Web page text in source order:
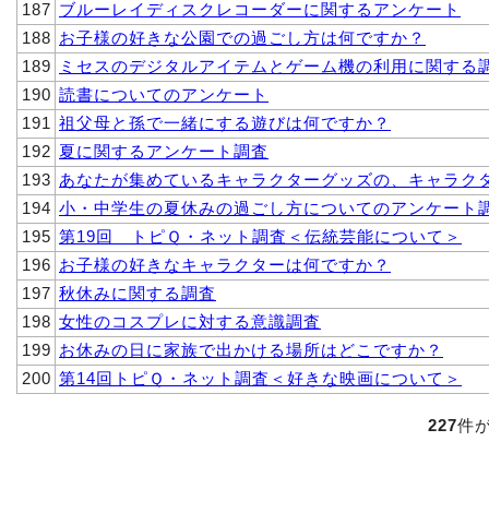
187 ブルーレイディスクレコーダーに関するアンケート
188 お子様の好きな公園での過ごし方は何ですか？
189
ミセスのデジタルアイテムとゲーム機の利用に関する
190 読書についてのアンケート
191 祖父母と孫で一緒にする遊びは何ですか？
192 夏に関するアンケート調査
193 あなたが集めているキャラクターグッズの、キャラク
194 小・中学生の夏休みの過ごし方についてのアンケート
195 第19回 トピＱ・ネット調査＜伝統芸能について＞
196 お子様の好きなキャラクターは何ですか？
197 秋休みに関する調査
198 女性のコスプレに対する意識調査
199 お休みの日に家族で出かける場所はどこですか？
200 第14回トピＱ・ネット調査＜好きな映画について＞
227件